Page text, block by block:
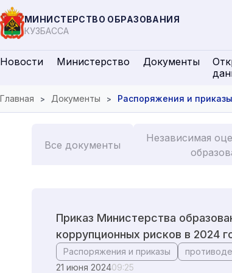
МИНИСТЕРСТВО ОБРАЗОВАНИЯ
КУЗБАССА
Новости Министерство Документы
Главная Документы Распоряжения и приказы
Все документы
Независимая
Приказ Министерства
коррупционных рисков в 2024
Распоряжения и приказы
21 июня 202409:25